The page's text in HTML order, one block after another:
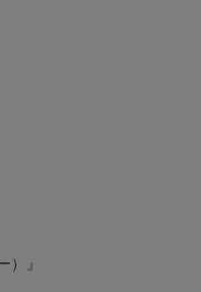
）』